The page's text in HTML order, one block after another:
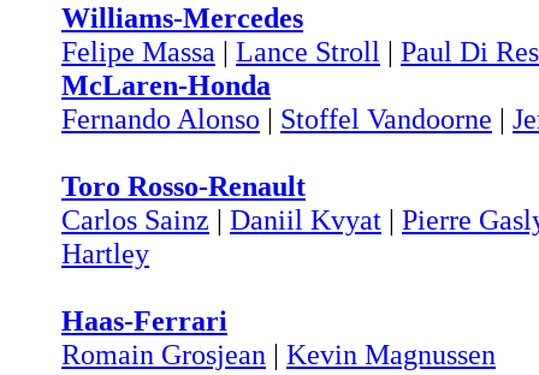
Williams-Mercedes
Felipe Massa | Lance Stroll | Paul Di
McLaren-Honda
Fernando Alonso | Stoffel Vandoorne |
Toro Rosso-Renault
Carlos Sainz | Daniil Kvyat | Pierre
Hartley
Haas-Ferrari
Romain Grosjean | Kevin Magnussen